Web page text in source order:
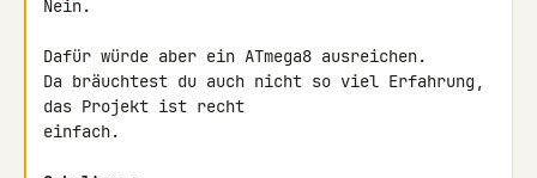
Nein.
Dafür würde aber ein ATmega8 ausreichen.
Da bräuchtest du auch nicht so viel Erfahrung,
das Projekt ist recht
einfach.